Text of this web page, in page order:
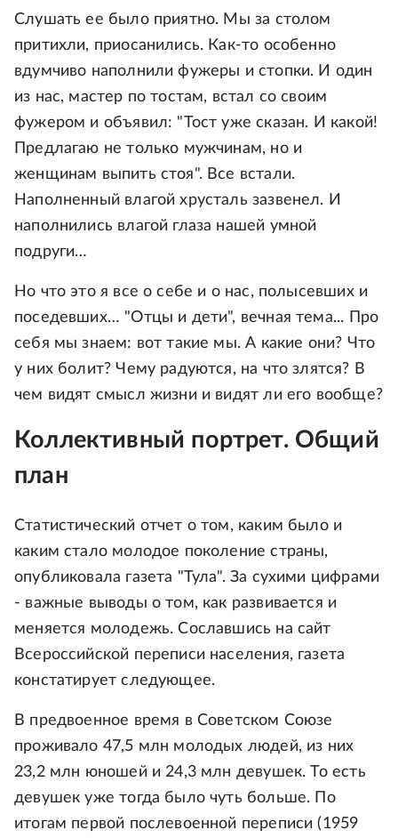
Слушать ее было приятно. Мы за столом
притихли, приосанились. Как-то особенно
вдумчиво наполнили фужеры и стопки. И один
из нас, мастер по тостам, встал со своим
фужером и объявил: "Тост уже сказан. И какой!
Предлагаю не только мужчинам, но и
женщинам выпить стоя". Все встали.
Наполненный влагой хрусталь зазвенел. И
наполнились влагой глаза нашей умной
подруги…
Но что это я все о себе и о нас, полысевших и
поседевших… "Отцы и дети", вечная тема... Про
себя мы знаем: вот такие мы. А какие они? Что
у них болит? Чему радуются, на что злятся? В
чем видят смысл жизни и видят ли его вообще?
Коллективный портрет. Общий
план
Статистический отчет о том, каким было и
каким стало молодое поколение страны,
опубликовала газета "Тула". За сухими цифрами
- важные выводы о том, как развивается и
меняется молодежь. Сославшись на сайт
Всероссийской переписи населения, газета
констатирует следующее.
В предвоенное время в Советском Союзе
проживало 47,5 млн молодых людей, из них
23,2 млн юношей и 24,3 млн девушек. То есть
девушек уже тогда было чуть больше. По
итогам первой послевоенной переписи (1959